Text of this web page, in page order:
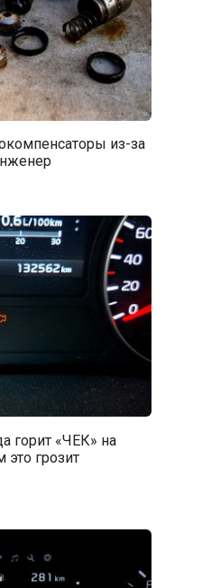
из-за
горит «ЧЕК» на
это грозит